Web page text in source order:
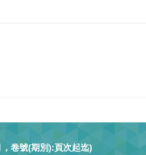
卷號(期別):頁次起迄)